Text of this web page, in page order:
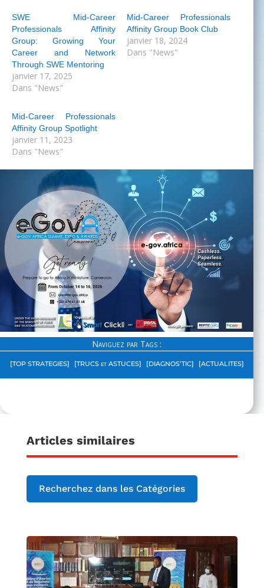
SWE Mid-Career
Professionals Affinity
Group: Growing Your
Career and Network
Through SWE Mentoring
janvier 17, 2025
Dans "News"
Mid-Career Professionals
Affinity Group Book Club
janvier 18, 2024
Dans "News"
Mid-Career Professionals
Affinity Group Spotlight
janvier 11, 2023
Dans "News"
Naviguez par Tags :
[TOP STRATEGIES] [TRUCS et ASTUCES] [DIAGNOS’TIC] [ACTUALITES]
Articles similaires
Recherchez dans les Catégories